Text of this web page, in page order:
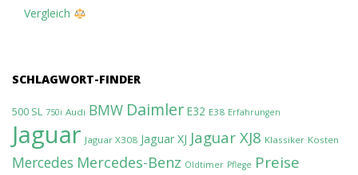
Vergleich
SCHLAGWORT-FINDER
500 SL 750i Audi BMW Daimler E32 E38 Erfahrungen
Jaguar Jaguar X308 Jaguar XJ Jaguar XJ8 Klassiker Kosten
Mercedes Mercedes-Benz Oldtimer Pflege Preise